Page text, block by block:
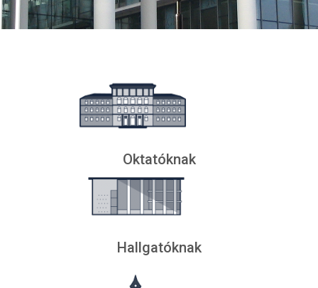
Oktatóknak
Hallgatóknak